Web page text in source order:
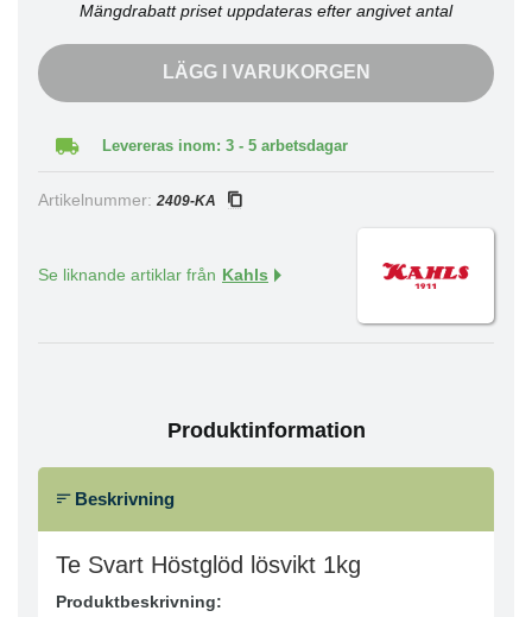
Mängdrabatt priset uppdateras efter angivet antal
LÄGG I VARUKORGEN
Levereras inom: 3 - 5 arbetsdagar
Artikelnummer: 2409-KA
Se liknande artiklar från Kahls
Produktinformation
Beskrivning
Te Svart Höstglöd lösvikt 1kg
Produktbeskrivning: